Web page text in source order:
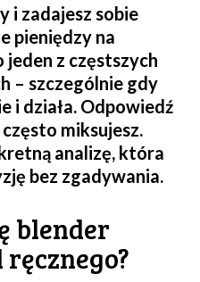
i zadajesz sobie
pieniędzy na
jeden z częstszych
– szczególnie gdy
i działa. Odpowiedź
miksujesz.
analizę, która
bez zgadywania.
blender